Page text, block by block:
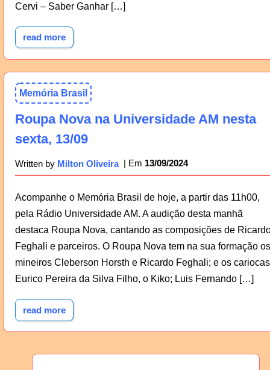
Cervi – Saber Ganhar […]
read more
Memória Brasil
Roupa Nova na Universidade AM nesta
sexta, 13/09
Written by Milton Oliveira 13/09/2024
Acompanhe o Memória Brasil de hoje, a partir das 11h00,
pela Rádio Universidade AM. A audição desta manhã
destaca Roupa Nova, cantando as composições de
Feghali e parceiros. O Roupa Nova tem na sua formação os
mineiros Cleberson Horsth e Ricardo Feghali; e os cariocas
Eurico Pereira da Silva Filho, o Kiko; Luis Fernando […]
read more